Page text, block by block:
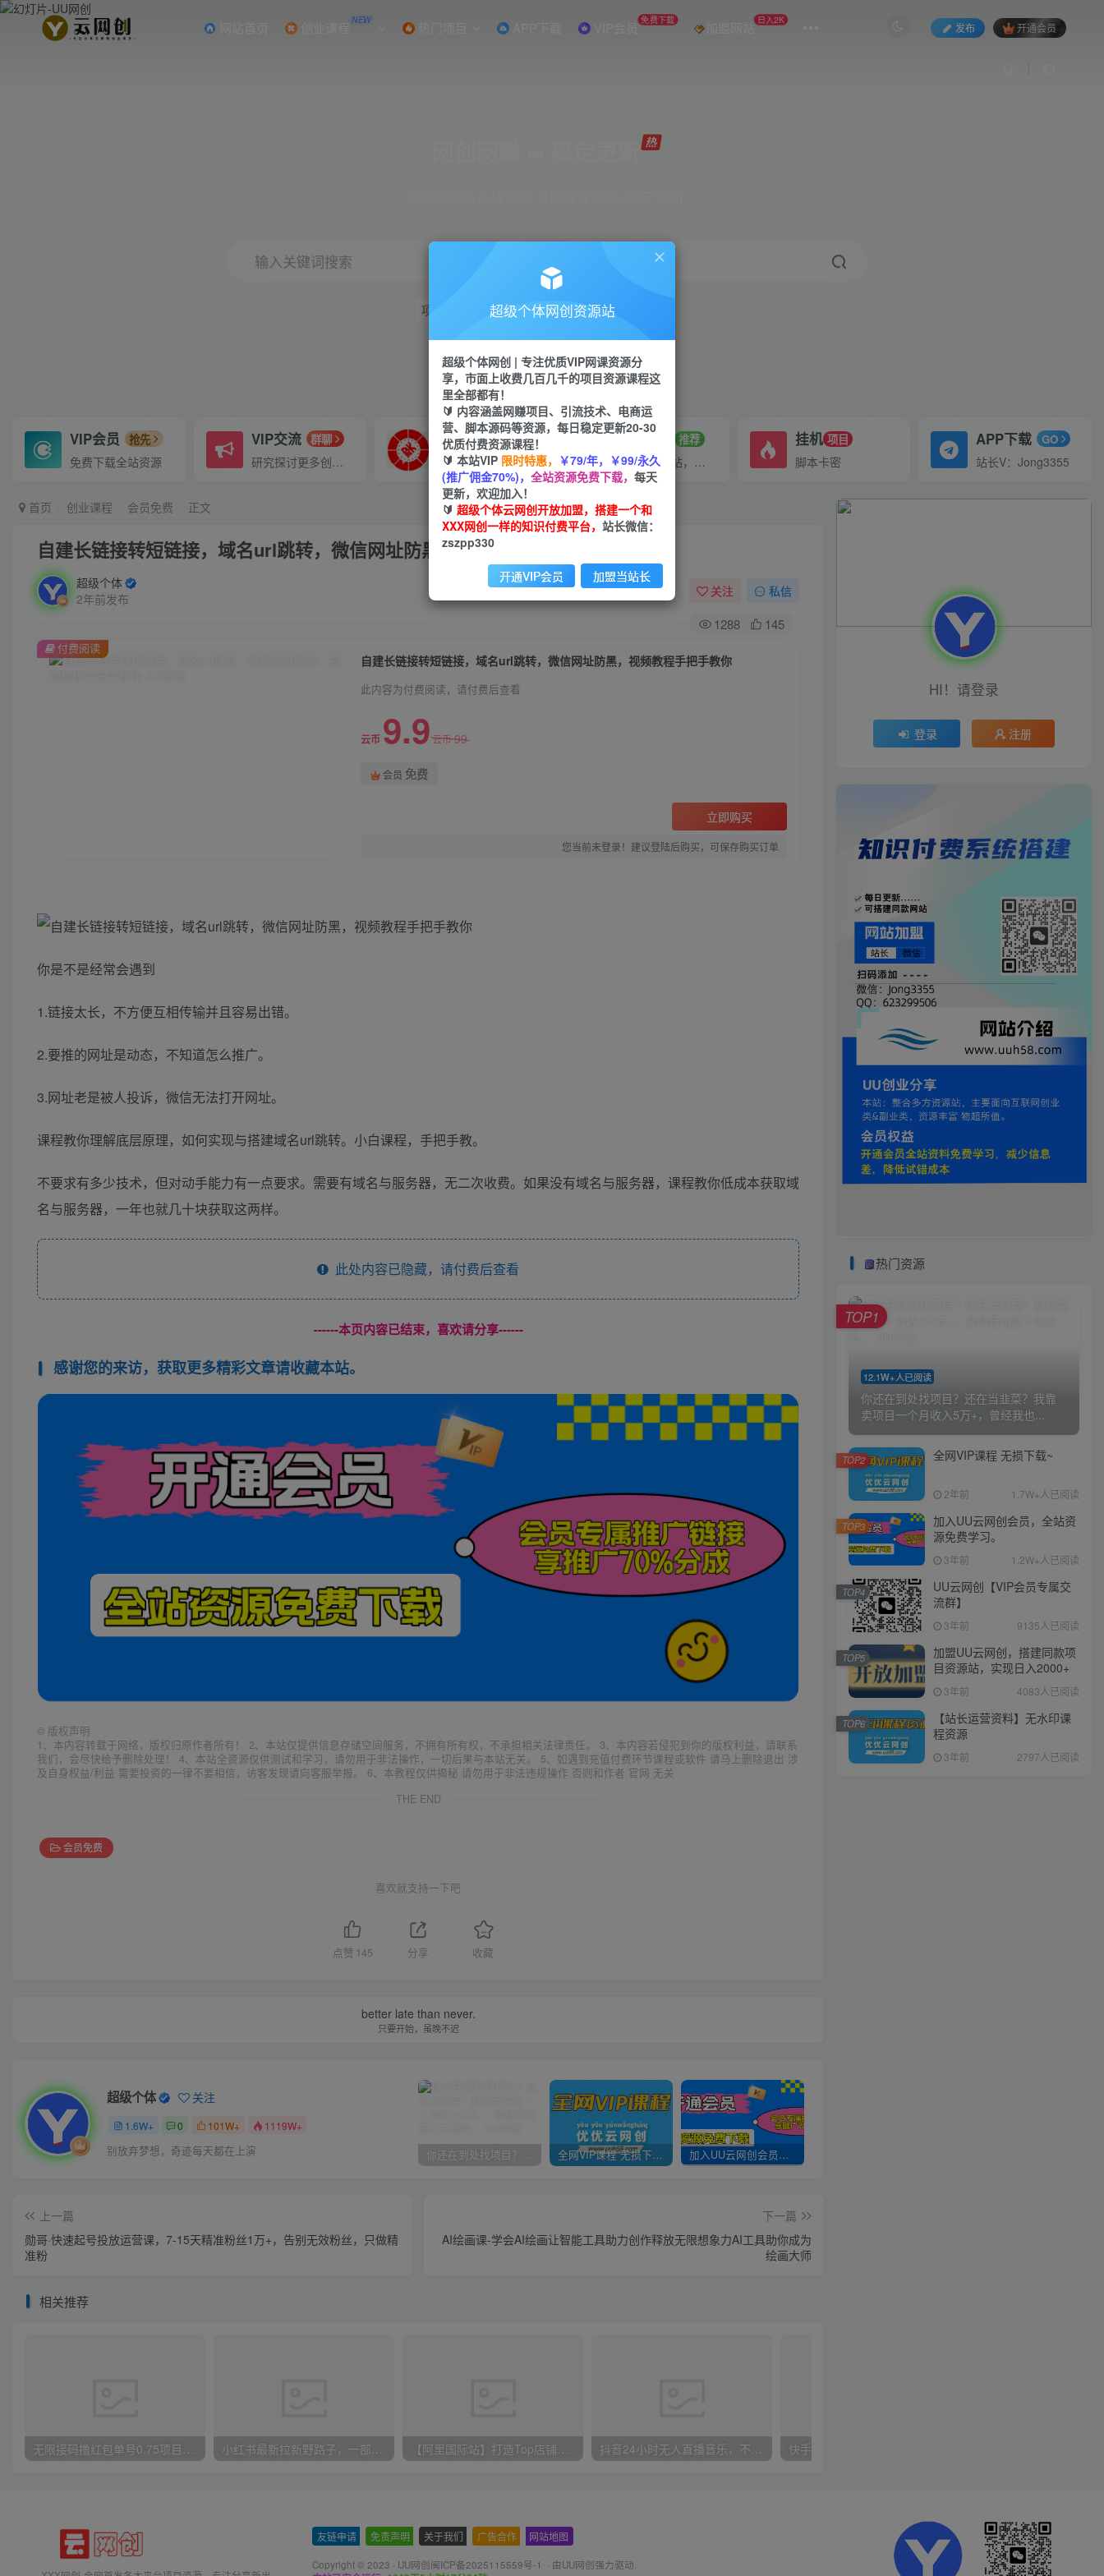
创业课程 NEW 热门项目 APP下载 VIP会员 免费下载 加盟网站 日入2K
发布 开通会员
输入关键词搜索
项目 引流 短视频 小红书
VIP会员 抢先
免费下载全站资源
VIP交流 群聊
研究探讨更多创业项目路子。
VIP推广
70%分佣
会员专属推广链接
招募站长 推荐
搭建同款网站，自己当老板
挂机 项目
脚本卡密
APP下载 GO
站长V：Jong3355
首页 创业课程 会员免费 正文
自建长链接转短链接，域名url跳转，微信网址防黑，视频教程手把手教你
超级个体
2年前发布
关注 私信
1288 145
自建长链接转短链接，域名url跳转，微信网址防黑，视频教程手把手教你
此内容为付费阅读，请付费后查看
云币 9.9云币99
会员 免费
立即购买
您当前未登录！建议登陆后购买，可保存购买订单
付费阅读
你是不是经常会遇到
1.链接太长，不方便互相传输并且容易出错。
2.要推的网址是动态，不知道怎么推广。
3.网址老是被人投诉，微信无法打开网址。
课程教你理解底层原理，如何实现与搭建域名url跳转。小白课程，手把手教。
不要求有多少技术，但对动手能力有一点要求。需要有域名与服务器，无二次收费。如果没有域名与服务器，课程教你低成本获取域
名与服务器，一年也就几十块获取这两样。
此处内容已隐藏，请付费后查看
------本页内容已结束，喜欢请分享------
感谢您的来访，获取更多精彩文章请收藏本站。
© 版权声明
1、本内容转载于网络，版权归原作者所有！ 2、本站仅提供信息存储空间服务，不拥有所有权，不承担相关法律责任。 3、本内容若侵犯到你的版权利益，请联系
我们，会尽快给予删除处理！ 4、本站全资源仅供测试和学习，请勿用于非法操作，一切后果与本站无关。 5、如遇到充值付费环节课程或软件 请马上删除退出 涉
及自身权益/利益 需要投资的一律不要相信，访客发现请向客服举报。 6、本教程仅供揭秘 请勿用于非法违规操作 否则和作者 官网 无关
THE END
会员免费
喜欢就支持一下吧
点赞 145 分享 收藏
better late than never.
只要开始，虽晚不迟
超级个体 关注
1.6W+ 0 101W+ 1119W+
别放弃梦想，奇迹每天都在上演 你还在到处找项目？还在当韭菜？我靠卖项目一个月收入5万+，曾经我也是个失败者。 全网VIP课程 无损下载~ 加入UU云网创会员，全站资源免费学习。
上一篇
勋哥·快速起号投放运营课，7-15天精准粉丝1万+，告别无效粉丝，只做精
准粉
下一篇
AI绘画课-学会AI绘画让智能工具助力创作释放无限想象力AI工具助你成为
绘画大师
相关推荐
无限接码撸红包单号0.75项目无偿分享给你【揭秘】 小红书最新拉新野路子，一部手机即可操作，一单15块，做得好日入2000+ 【阿里国际站】打造Top店铺&获得优质询盘客户，​95%的国际站讲师不会说的运营技巧 抖音24小时无人直播音乐，不违规，不封号纯撸音浪，小白实操当天日入1000+
HI！请登录
登录 注册
热门资源
12.1W+人已阅读
你还在到处找项目？还在当韭菜？我靠
卖项目一个月收入5万+，曾经我也...
TOP1
全网VIP课程 无损下载~
2年前 1.7W+人已阅读
TOP2
加入UU云网创会员，全站资
源免费学习。
3年前 1.2W+人已阅读
TOP3
UU云网创【VIP会员专属交
流群】
3年前 9135人已阅读
TOP4
加盟UU云网创，搭建同款项
目资源站，实现日入2000+
3年前 4083人已阅读
TOP5
【站长运营资料】无水印课
程资源
3年前 2797人已阅读
TOP6
友链申请 免责声明 关于我们 广告合作 网站地图
Copyright © 2023 · UU网创闽ICP备2025115559号-1 · 由UU网创强力驱动.
超级个体网创资源站
超级个体网创 | 专注优质VIP网课资源分
享，市面上收费几百几千的项目资源课程这
里全部都有！
🔰 内容涵盖网赚项目、引流技术、电商运
营、脚本源码等资源，每日稳定更新20-30
优质付费资源课程！
🔰 本站VIP 限时特惠， ￥79/年，￥99/永久
(推广佣金70%)， 全站资源免费下载， 每天
更新，欢迎加入！
🔰 超级个体云网创开放加盟，搭建一个和
XXX网创一样的知识付费平台， 站长微信：
zszpp330
开通VIP会员 加盟当站长